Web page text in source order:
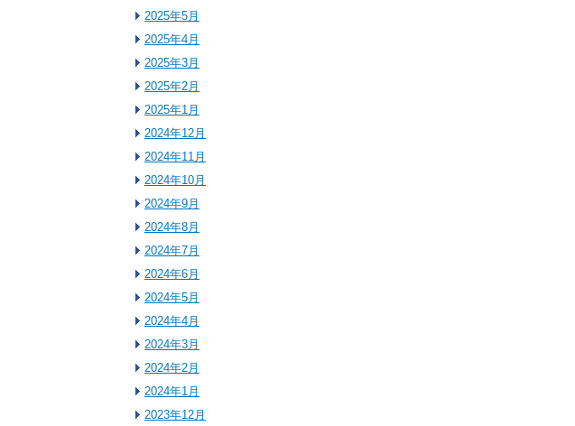
2025年5月
2025年4月
2025年3月
2025年2月
2025年1月
2024年12月
2024年11月
2024年10月
2024年9月
2024年8月
2024年7月
2024年6月
2024年5月
2024年4月
2024年3月
2024年2月
2024年1月
2023年12月